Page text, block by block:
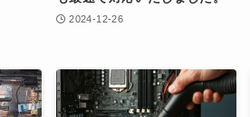
2024-12-26